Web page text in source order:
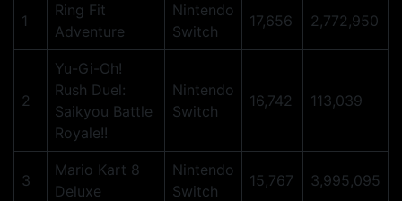
1
Ring Fit
Adventure
Nintendo
Switch
17,656 2,772,950
2
Yu-Gi-Oh!
Rush Duel:
Saikyou Battle
Royale!!
Nintendo
Switch
16,742 113,039
3
Mario Kart 8
Deluxe
Nintendo
Switch
15,767 3,995,095